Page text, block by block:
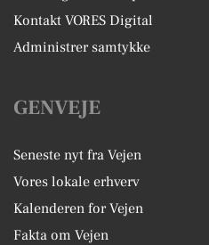
Kontakt VORES Digital
Administrer samtykke
GENVEJE
Seneste nyt fra Vejen
Vores lokale erhverv
Kalenderen for Vejen
Fakta om Vejen